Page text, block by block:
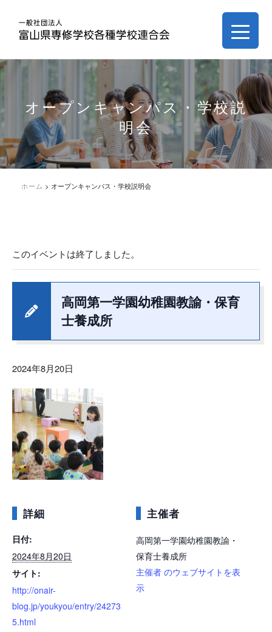
オープンキャンパス・学校説
明会
ホーム > オープンキャンパス・学校説明会
このイベントは終了しました。
高岡第一学園幼稚園教諭・保育
士養成所
2024年8月20日
詳細
日付:
2024年8月20日
サイト:
http://onair-
blog.jp/youkyou/entry/24273
5.html
主催者
高岡第一学園幼稚園教諭・
保育士養成所
主催者 のウェブサイトを表
示